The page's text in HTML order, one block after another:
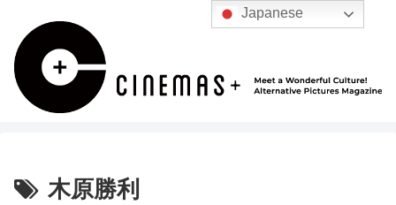
木原勝利
Japanese